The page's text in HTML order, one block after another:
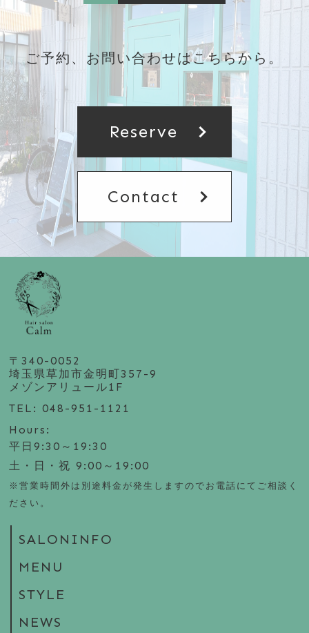
ご予約、お問い合わせはこちらから。
Reserve chevron_right
Contact chevron_right
〒340-0052
埼玉県草加市金明町357-9
メゾンアリュール1F
TEL: 048-951-1121
Hours:
平日9:30～19:30
土・日・祝 9:00～19:00
※営業時間外は別途料金が発生しますのでお電話にてご相談く
ださい。
SALONINFO
MENU
STYLE
NEWS